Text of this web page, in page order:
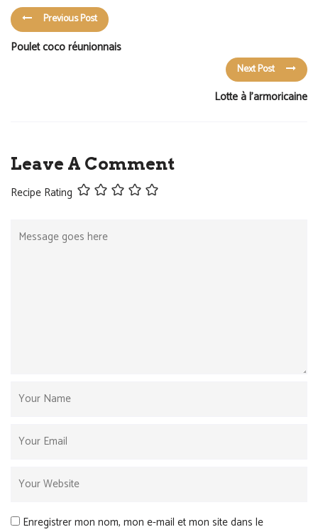
Previous Post
Poulet coco réunionnais
Next Post
Lotte à l’armoricaine
Leave A Comment
Recipe Rating
Enregistrer mon nom, mon e-mail et mon site dans le